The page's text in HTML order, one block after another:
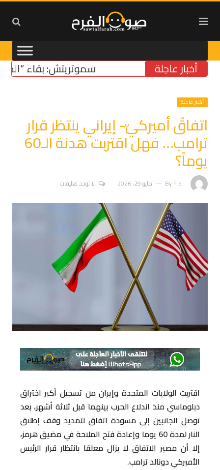
أخبار عاجلة سموتريتش: بقاء “الجيش
أخبار عاجلة
اتفاقٌ أميركيّ- إيراني ينتظر قرار
ترامب… فهل اقتربت هدنة الـ60
يوماً؟
ByF.S مايو 29, 2026 لا توجد تعليقات
اقتربت الولايات المتحدة وإيران من تسجيل أكبر اختراق
دبلوماسي منذ اندلاع الحرب بينهما قبل ثلاثة أشهر، بعد
توصل الجانبين إلى مسودة اتفاق لتمديد وقف إطلاق
النار لمدة 60 يوما وإعادة فتح الملاحة في مضيق هرمز،
إلا أن مصير الاتفاق لا يزال معلقا بانتظار قرار الرئيس
الأميركي دونالد ترامب.